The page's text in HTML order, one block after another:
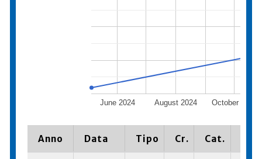
June 2024 August 2024 October 2024
Anno Data Tipo Cr. Cat.